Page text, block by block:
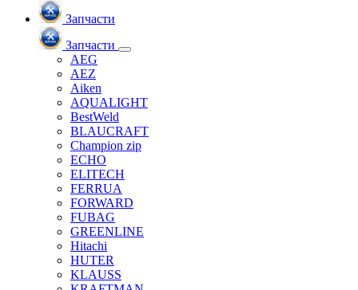
Запчасти
Запчасти
AEG
AEZ
Aiken
AQUALIGHT
BestWeld
BLAUCRAFT
Champion zip
ECHO
ELITECH
FERRUA
FORWARD
FUBAG
GREENLINE
Hitachi
HUTER
KLAUSS